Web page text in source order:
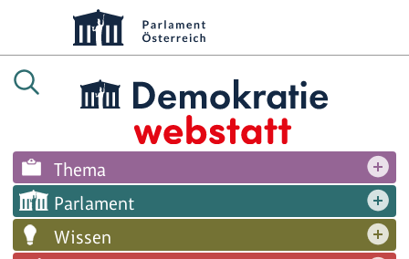
Thema
Parlament
Wissen